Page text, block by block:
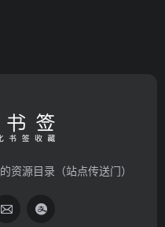
资源目录（站点传送门）